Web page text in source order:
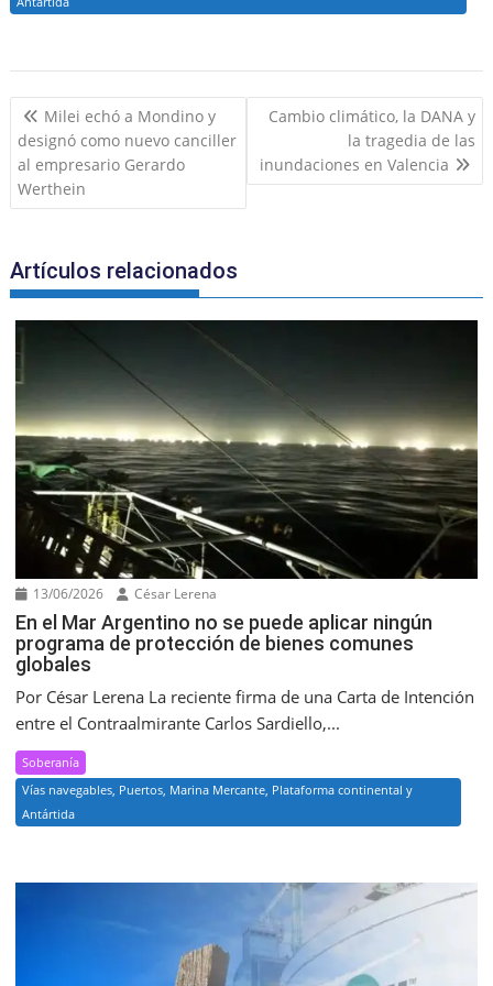
b
o
o
k
o
M
ai
A
p
p
a
m
dI
n
Navegación
de
entradas
Milei echó a Mondino y
designó como nuevo canciller
al empresario Gerardo
Werthein
Cambio climático, la DANA y
la tragedia de las
inundaciones en Valencia
Artículos relacionados
13/06/2026 César Lerena
En el Mar Argentino no se puede aplicar ningún
programa de protección de bienes comunes
globales
Por César Lerena La reciente firma de una Carta de Intención
entre el Contraalmirante Carlos Sardiello,...
Soberanía
Vías navegables, Puertos, Marina Mercante, Plataforma continental y
Antártida